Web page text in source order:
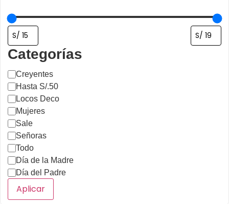
Categorías
Creyentes
Hasta S/.50
Locos Deco
Mujeres
Sale
Señoras
Todo
Día de la Madre
Día del Padre
Aplicar